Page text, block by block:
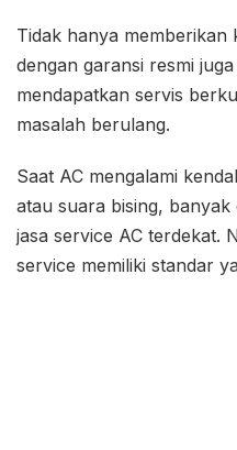
Tidak hanya memberikan
dengan garansi resmi
mendapatkan servis
masalah berulang.
Saat AC mengalami
atau suara bising,
jasa service AC terdekat.
service memiliki standar